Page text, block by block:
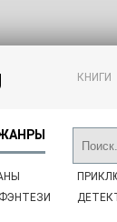
КНИГИ